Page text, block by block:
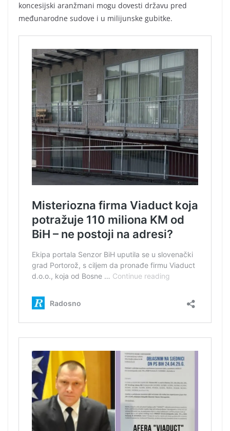
koncesijski aranžmani mogu dovesti državu pred
međunarodne sudove i u milijunske gubitke.